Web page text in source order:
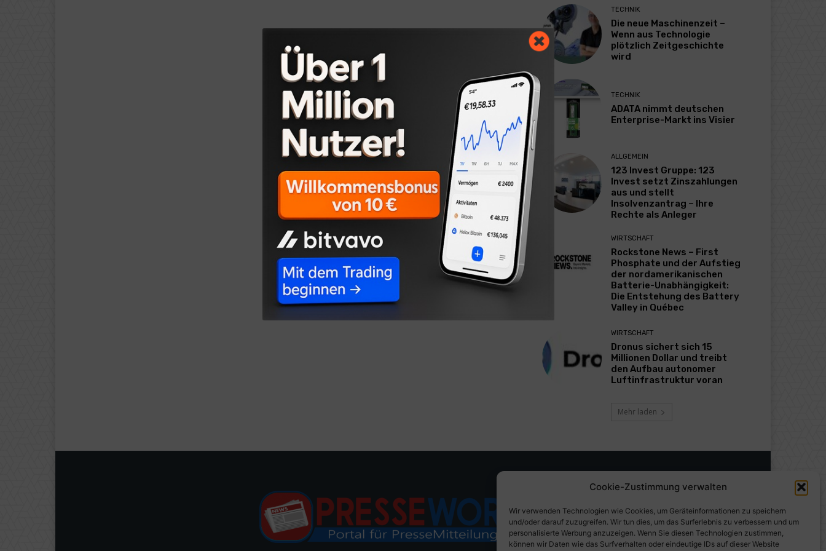
Cookie-Zustimmung verwalten
Wir verwenden Technologien wie Cookies, um Geräteinformationen zu speichern
und/oder darauf zuzugreifen. Wir tun dies, um das Surferlebnis zu verbessern und um
personalisierte Werbung anzuzeigen. Wenn Sie diesen Technologien zustimmen,
können wir Daten wie das Surfverhalten oder eindeutige IDs auf dieser Website
TECHNIK
Die neue Maschinenzeit –
Wenn aus Technologie
plötzlich Zeitgeschichte
wird
TECHNIK
ADATA nimmt deutschen
Enterprise-Markt ins Visier
ALLGEMEIN
123 Invest Gruppe: 123
Invest setzt Zinszahlungen
aus und stellt
Insolvenzantrag – Ihre
Rechte als Anleger
WIRTSCHAFT
Rockstone News – First
Phosphate und der Aufstieg
der nordamerikanischen
Batterie-Unabhängigkeit:
Die Entstehung des Battery
Valley in Québec
WIRTSCHAFT
Dronus sichert sich 15
Millionen Dollar und treibt
den Aufbau autonomer
Luftinfrastruktur voran
Mehr laden